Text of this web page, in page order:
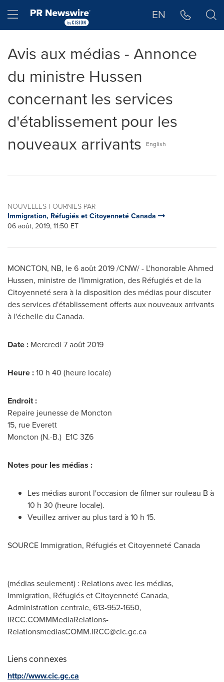
Hamburger menu EN
Avis aux médias - Annonce
du ministre Hussen
concernant les services
d'établissement pour les
nouveaux arrivants
English
NOUVELLES FOURNIES PAR
Immigration, Réfugiés et Citoyenneté Canada
06 août, 2019, 11:50 ET
MONCTON, NB, le 6 août 2019 /CNW/ - L'honorableAhmed
Hussen, ministre de l'Immigration, des Réfugiés et de la
Citoyenneté sera à la disposition des médias pour discuter
des services d'établissement offerts aux nouveaux arrivants
à l'échelle du Canada.
Date : Mercredi 7 août 2019
Heure :10 h 40 (heure locale)
Endroit :
Repaire jeunesse de Moncton
15, rue Everett
Moncton (N.-B.) E1C 3Z6
Notes pour les médias :
Les médias auront l'occasion de filmer sur rouleau B à
10 h 30 (heure locale).
Veuillez arriver au plus tard à 10 h 15.
SOURCE Immigration, Réfugiés et CitoyennetéCanada
(médias seulement) : Relations avec les médias,
Immigration, Réfugiés et Citoyenneté Canada,
Administration centrale, 613-952-1650,
IRCC.COMMMediaRelations-
RelationsmediasCOMM.IRCC@cic.gc.ca
Liens connexes
http://www.cic.gc.ca